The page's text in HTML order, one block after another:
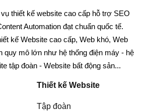
thiết kế website cao cấp hỗ trợ SEO
Automation đạt chuẩn quốc tế.
kế Website cao cấp, Web khó, Web
quy mô lớn như hệ thống điện máy - hệ
tập đoàn - Website bất động sản...
Thiết kế Website
Tập đoàn